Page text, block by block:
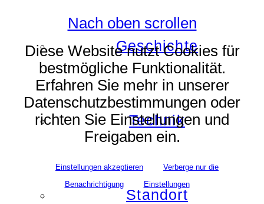
Geschichte
Technik
Standort
Nach oben scrollen
Diese Website nutzt Cookies für
bestmögliche Funktionalität.
Erfahren Sie mehr in unserer
Datenschutzbestimmungen oder
richten Sie Einstellungen und
Freigaben ein.
Einstellungen akzeptieren
Verberge nur die
Benachrichtigung
Einstellungen